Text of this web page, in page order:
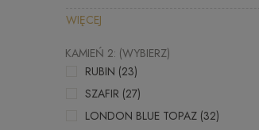
WIĘCEJ
KAMIEŃ 2: (WYBIERZ)
RUBIN (23)
SZAFIR (27)
LONDON BLUE TOPAZ (32)